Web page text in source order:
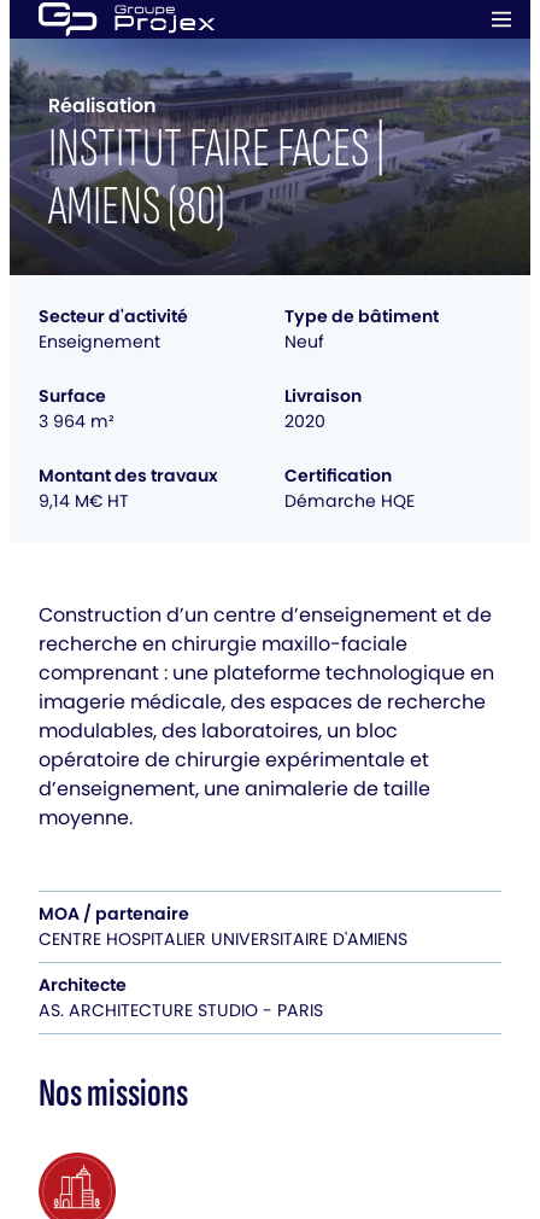
Aller
au
contenu
Projex
Réalisation
INSTITUT FAIRE FACES |
AMIENS (80)
Secteur d'activité
Enseignement
Type de bâtiment
Neuf
Surface
3 964 m²
Livraison
2020
Montant des travaux
9,14 M€ HT
Certification
Démarche HQE
Construction d’un centre d’enseignement et de
recherche en chirurgie maxillo-faciale
comprenant : une plateforme technologique en
imagerie médicale, des espaces de recherche
modulables, des laboratoires, un bloc
opératoire de chirurgie expérimentale et
d’enseignement, une animalerie de taille
moyenne.
MOA / partenaire
CENTRE HOSPITALIER UNIVERSITAIRE D'AMIENS
Architecte
AS. ARCHITECTURE STUDIO - PARIS
Nos missions